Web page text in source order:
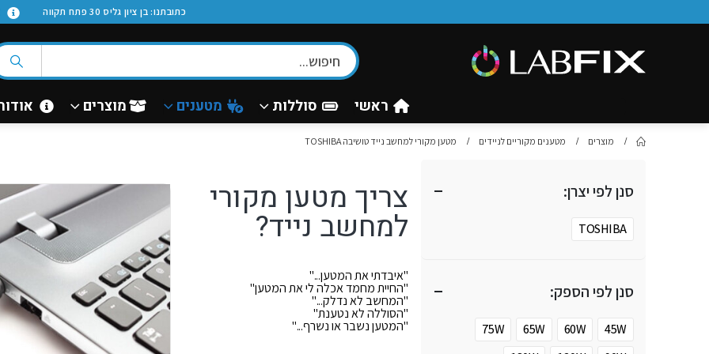
כתובתנו: בן ציון גליס 30 פתח תקווה
ראשי סוללות מטענים מוצרים
מוצרים מטענים מקוריים לניידים מטען מקורי למחשב נייד טושיבה TOSHIBA
צריך מטען מקורי
למחשב נייד?
"איבדתי את המטען..."
"החיית מחמד אכלה לי את המטען"
"המחשב לא נדלק..."
"הסוללה לא נטענת"
"המטען נשבר או נשרף..."
סנן לפי יצרן:
TOSHIBA
סנן לפי הספק:
45W
60W
65W
75W